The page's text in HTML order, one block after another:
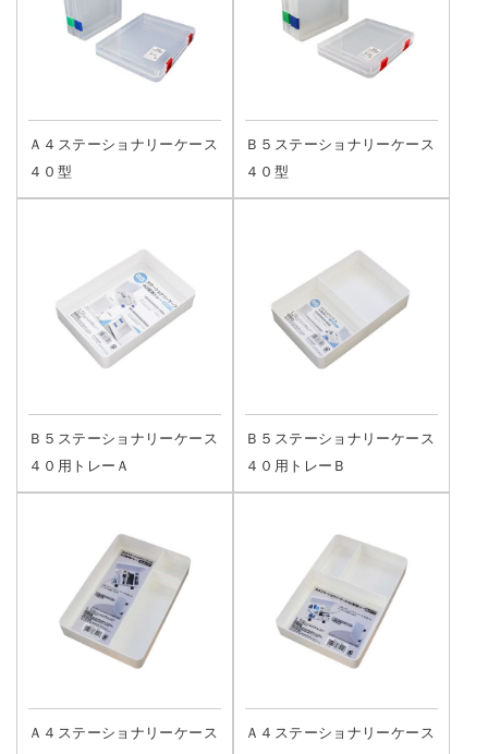
Ａ４ステーショナリーケース
４０型
Ｂ５ステーショナリーケース
４０型
Ｂ５ステーショナリーケース
４０用トレーＡ
Ｂ５ステーショナリーケース
４０用トレーＢ
Ａ４ステーショナリーケース
Ａ４ステーショナリーケース